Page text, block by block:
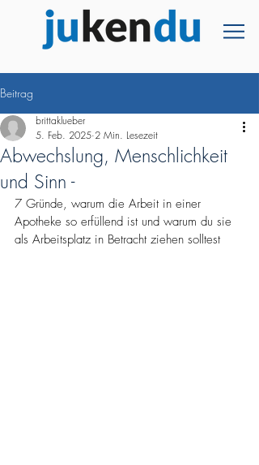
Beitrag
Abwechslung, Menschlichkeit
und Sinn -
brittaklueber
5. Feb. 2025 2 Min. Lesezeit
7 Gründe, warum die Arbeit in einer
Apotheke so erfüllend ist und warum du sie
als Arbeitsplatz in Betracht ziehen solltest